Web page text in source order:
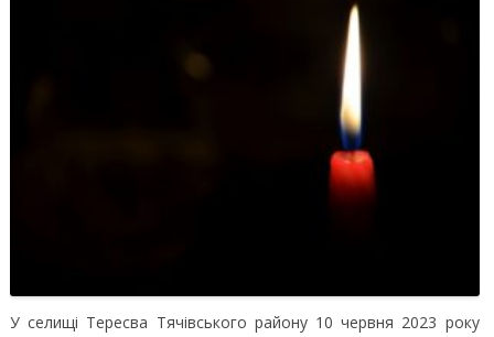
У селищі Тересва Тячівського району 10 червня 2023 року